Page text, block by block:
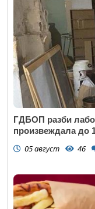
ГДБОП разби
произвеждала до
05 август 46